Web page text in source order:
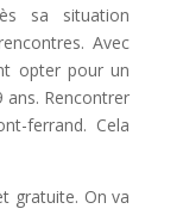
sa situation
Avec
opter pour un
Rencontrer
ferrand. Cela
gratuite. On va